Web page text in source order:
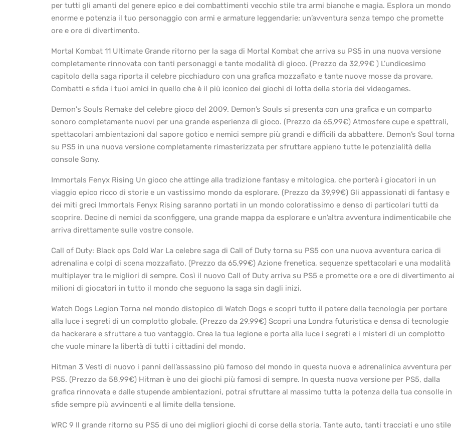
per tutti gli amanti del genere epico e dei combattimenti vecchio stile tra armi bianche e magia. Esplora un mondo
enorme e potenzia il tuo personaggio con armi e armature leggendarie; un’avventura senza tempo che promette
ore e ore di divertimento.
Mortal Kombat 11 Ultimate Grande ritorno per la saga di Mortal Kombat che arriva su PS5 in una nuova versione
completamente rinnovata con tanti personaggi e tante modalità di gioco. (Prezzo da 32,99€ ) L’undicesimo
capitolo della saga riporta il celebre picchiaduro con una grafica mozzafiato e tante nuove mosse da provare.
Combatti e sfida i tuoi amici in quello che è il più iconico dei giochi di lotta della storia dei videogames.
Demon's Souls Remake del celebre gioco del 2009. Demon’s Souls si presenta con una grafica e un comparto
sonoro completamente nuovi per una grande esperienza di gioco. (Prezzo da 65,99€) Atmosfere cupe e spettrali,
spettacolari ambientazioni dal sapore gotico e nemici sempre più grandi e difficili da abbattere. Demon’s Soul torna
su PS5 in una nuova versione completamente rimasterizzata per sfruttare appieno tutte le potenzialità della
console Sony.
Immortals Fenyx Rising Un gioco che attinge alla tradizione fantasy e mitologica, che porterà i giocatori in un
viaggio epico ricco di storie e un vastissimo mondo da esplorare. (Prezzo da 39,99€) Gli appassionati di fantasy e
dei miti greci Immortals Fenyx Rising saranno portati in un mondo coloratissimo e denso di particolari tutti da
scoprire. Decine di nemici da sconfiggere, una grande mappa da esplorare e un’altra avventura indimenticabile che
arriva direttamente sulle vostre console.
Call of Duty: Black ops Cold War La celebre saga di Call of Duty torna su PS5 con una nuova avventura carica di
adrenalina e colpi di scena mozzafiato. (Prezzo da 65,99€) Azione frenetica, sequenze spettacolari e una modalità
multiplayer tra le migliori di sempre. Così il nuovo Call of Duty arriva su PS5 e promette ore e ore di divertimento ai
milioni di giocatori in tutto il mondo che seguono la saga sin dagli inizi.
Watch Dogs Legion Torna nel mondo distopico di Watch Dogs e scopri tutto il potere della tecnologia per portare
alla luce i segreti di un complotto globale. (Prezzo da 29,99€) Scopri una Londra futuristica e densa di tecnologie
da hackerare e sfruttare a tuo vantaggio. Crea la tua legione e porta alla luce i segreti e i misteri di un complotto
che vuole minare la libertà di tutti i cittadini del mondo.
Hitman 3 Vesti di nuovo i panni dell’assassino più famoso del mondo in questa nuova e adrenalinica avventura per
PS5. (Prezzo da 58,99€) Hitman è uno dei giochi più famosi di sempre. In questa nuova versione per PS5, dalla
grafica rinnovata e dalle stupende ambientazioni, potrai sfruttare al massimo tutta la potenza della tua consolle in
sfide sempre più avvincenti e al limite della tensione.
WRC 9 Il grande ritorno su PS5 di uno dei migliori giochi di corse della storia. Tante auto, tanti tracciati e uno stile